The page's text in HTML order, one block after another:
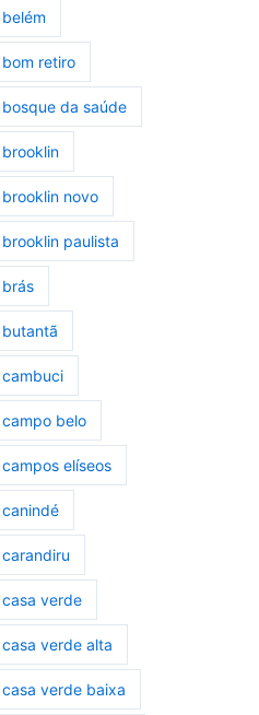
retiro
da saúde
novo
paulista
belo
elíseos
verde
verde alta
verde baixa